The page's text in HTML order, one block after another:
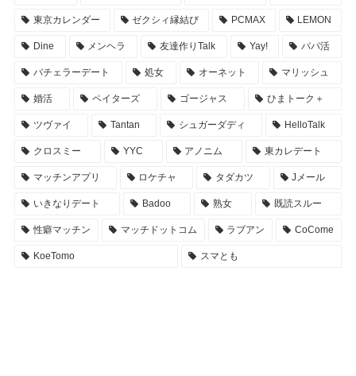
東京カレンダー ゼクシィ縁結び PCMAX LEMON
Dine メンヘラ 友達作りTalk Yay! パパ活
バチェラーデート 処女 オーネット マリッシュ
婚活 ペイターズ ゴージャス ひまトーク＋
ツヴァイ Tantan シュガーダディ HelloTalk
クロスミー YYC アノニム 東カレデート
マッチンアプリ ロケチャ タダカツ Jメール
いきなりデート Badoo 熟女 既読スルー
性癖マッチン マッチドットコム ラブアン CoCome
KoeTomo スマとも